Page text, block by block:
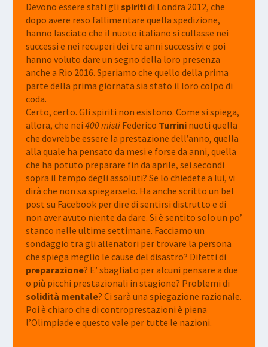
Devono essere stati gli spiritidi Londra 2012, che
dopo avere reso fallimentare quella spedizione,
hanno lasciato che il nuoto italiano si cullasse nei
successi e nei recuperi dei tre anni successivi e poi
hanno voluto dare un segno della loro presenza
anche a Rio 2016. Speriamo che quello della prima
parte della prima giornata sia stato il loro colpo di
coda.
Certo, certo. Gli spiriti non esistono. Come si spiega,
allora, che nei 400 mistiFederico Turrininuoti quella
che dovrebbe essere la prestazione dell’anno, quella
alla quale ha pensato da mesi e forse da anni, quella
che ha potuto preparare fin da aprile, sei secondi
sopra il tempo degli assoluti? Se lo chiedete a lui, vi
dirà che non sa spiegarselo. Ha anche scritto un bel
post su Facebook per dire di sentirsi distrutto e di
non aver avuto niente da dare. Si è sentito solo un po’
stanco nelle ultime settimane. Facciamo un
sondaggio tra gli allenatori per trovare la persona
che spiega meglio le cause del disastro? Difetti di
preparazione? E’ sbagliato per alcuni pensare a due
o più picchi prestazionali in stagione? Problemi di
solidità mentale? Ci sarà una spiegazione razionale.
Poi è chiaro che di controprestazioni è piena
l’Olimpiade e questo vale per tutte le nazioni.